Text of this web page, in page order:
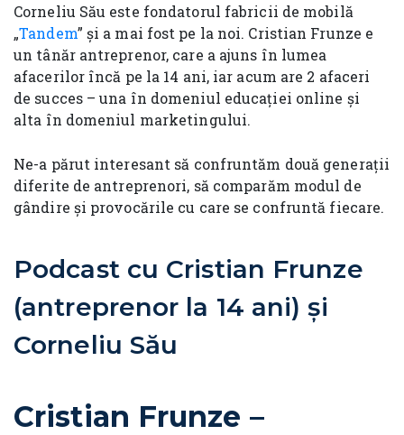
Corneliu Său este fondatorul fabricii de mobilă
„Tandem” și a mai fost pe la noi. Cristian Frunze e
un tânăr antreprenor, care a ajuns în lumea
afacerilor încă pe la 14 ani, iar acum are 2 afaceri
de succes – una în domeniul educației online și
alta în domeniul marketingului.
Ne-a părut interesant să confruntăm două generații
diferite de antreprenori, să comparăm modul de
gândire și provocările cu care se confruntă fiecare.
Podcast cu Cristian Frunze
(antreprenor la 14 ani) și
Corneliu Său
Cristian Frunze –